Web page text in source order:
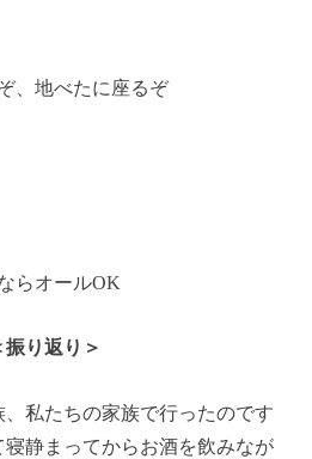
、地べたに座るぞ
らオールOK
振り返り＞
私たちの家族で行ったのです
静まってからお酒を飲みなが